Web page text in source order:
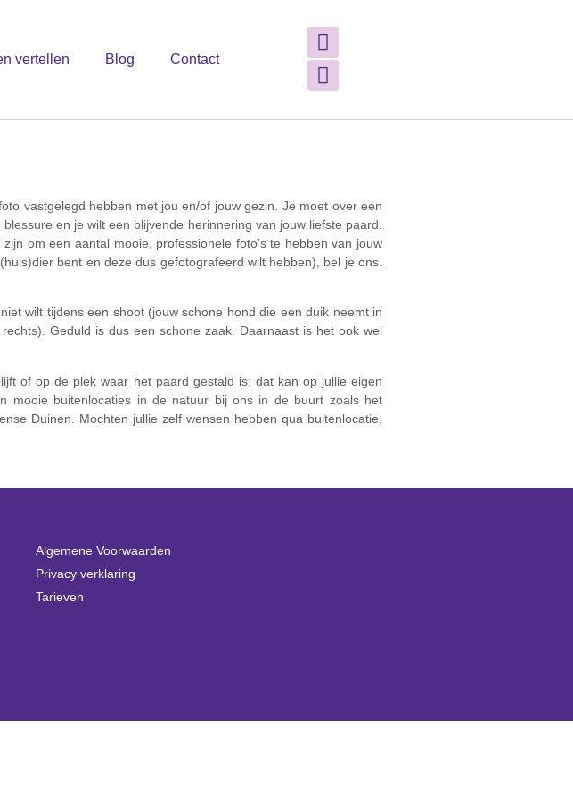
vertellen Blog Contact
vastgelegd hebben met jou en/of jouw gezin. Je moet over een
en je wilt een blijvende herinnering van jouw liefste paard.
om een aantal mooie, professionele foto’s te hebben van jouw
bent en deze dus gefotografeerd wilt hebben), bel je ons.
wilt tijdens een shoot (jouw schone hond die een duik neemt in
Geduld is dus een schone zaak. Daarnaast is het ook wel
of op de plek waar het paard gestald is; dat kan op jullie eigen
mooie buitenlocaties in de natuur bij ons in de buurt zoals het
Duinen. Mochten jullie zelf wensen hebben qua buitenlocatie,
Algemene Voorwaarden
Privacy verklaring
Tarieven